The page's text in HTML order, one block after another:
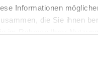
Informationen
die Sie ihnen
ca. 2,50cm tiefe
einschneiden.